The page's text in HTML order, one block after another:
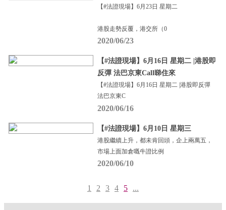
【#法證現場】6月23日 星期二
港股走勢反覆，港交所（0
2020/06/23
【#法證現場】6月16日 星期二 |港股即
反彈 法巴京東Call睇住來
【#法證現場】6月16日 星期二 |港股即反彈
法巴京東C
2020/06/16
【#法證現場】6月10日 星期三
港股繼續上升，都未肯回頭，企上兩萬五，
市場上面加倉嘅牛證比例
2020/06/10
1 2 3 4 5 ...